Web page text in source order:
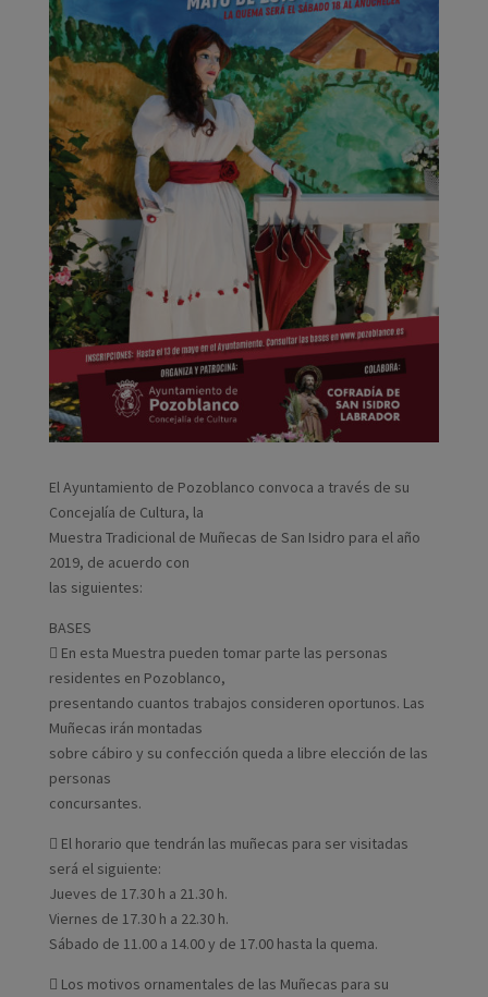
El Ayuntamiento de Pozoblanco convoca a través de su
Concejalía de Cultura, la
Muestra Tradicional de Muñecas de San Isidro para el año
2019, de acuerdo con
las siguientes:
BASES
 En esta Muestra pueden tomar parte las personas
residentes en Pozoblanco,
presentando cuantos trabajos consideren oportunos. Las
Muñecas irán montadas
sobre cábiro y su confección queda a libre elección de las
personas
concursantes.
 El horario que tendrán las muñecas para ser visitadas
será el siguiente:
Jueves de 17.30 h a 21.30 h.
Viernes de 17.30 h a 22.30 h.
Sábado de 11.00 a 14.00 y de 17.00 hasta la quema.
 Los motivos ornamentales de las Muñecas para su